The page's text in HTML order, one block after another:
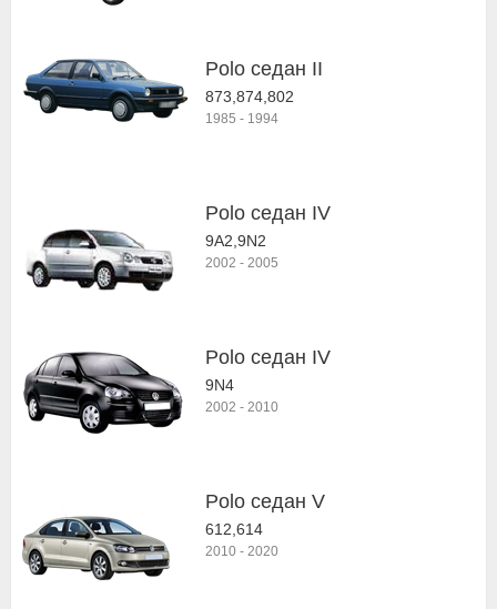
Polo седан II
873,874,802
1985 - 1994
Polo седан IV
9A2,9N2
2002 - 2005
Polo седан IV
9N4
2002 - 2010
Polo седан V
612,614
2010 - 2020